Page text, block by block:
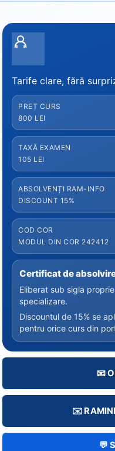
Tarife clare, fără
PREȚ CURS
800 LEI
TAXĂ EXAMEN
105 LEI
ABSOLVENȚI RAM-INFO
DISCOUNT 15%
COD COR
MODUL DIN COR 242412
Certificat de
Eliberat sub sigla
specializare.
Discountul de 15% se
pentru orice curs din
📧
✉️
💬